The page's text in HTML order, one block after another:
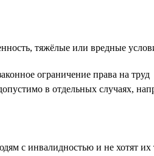
тяжёлые или вредные
ограничение права на труд
в отдельных случаях,
с инвалидностью и не хотят их